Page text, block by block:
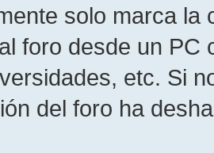
solo marca la
foro desde un PC
etc. Si
del foro ha